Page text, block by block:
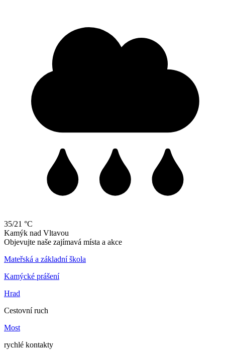
35/21 °C
Kamýk nad Vltavou
Objevujte naše zajímavá místa a akce
Mateřská a základní škola
Kamýcké prášení
Hrad
Cestovní ruch
Most
rychlé kontakty